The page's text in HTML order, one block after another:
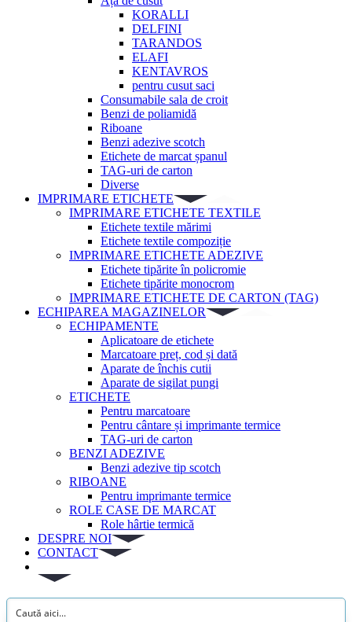
KORALLI
DELFINI
TARANDOS
ELAFI
KENTAVROS
pentru cusut saci
Consumabile sala de croit
Benzi de poliamidă
Riboane
Benzi adezive scotch
Etichete de marcat șpanul
TAG-uri de carton
Diverse
IMPRIMARE ETICHETE
IMPRIMARE ETICHETE TEXTILE
Etichete textile mărimi
Etichete textile compoziție
IMPRIMARE ETICHETE ADEZIVE
Etichete tipărite în policromie
Etichete tipărite monocrom
IMPRIMARE ETICHETE DE CARTON (TAG)
ECHIPAREA MAGAZINELOR
ECHIPAMENTE
Aplicatoare de etichete
Marcatoare preț, cod și dată
Aparate de închis cutii
Aparate de sigilat pungi
ETICHETE
Pentru marcatoare
Pentru cântare și imprimante termice
TAG-uri de carton
BENZI ADEZIVE
Benzi adezive tip scotch
RIBOANE
Pentru imprimante termice
ROLE CASE DE MARCAT
Role hârtie termică
DESPRE NOI
CONTACT